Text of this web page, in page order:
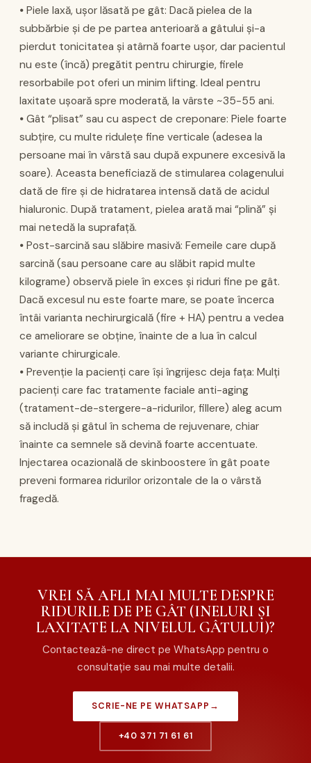
⦁ Piele laxă, ușor lăsată pe gât: Dacă pielea de la
subbărbie și de pe partea anterioară a gâtului și-a
pierdut tonicitatea și atârnă foarte ușor, dar pacientul
nu este (încă) pregătit pentru chirurgie, firele
resorbabile pot oferi un minim lifting. Ideal pentru
laxitate ușoară spre moderată, la vârste ~35-55 ani.
⦁ Gât “plisat” sau cu aspect de creponare: Piele foarte
subțire, cu multe ridulețe fine verticale (adesea la
persoane mai în vârstă sau după expunere excesivă la
soare). Aceasta beneficiază de stimularea colagenului
dată de fire și de hidratarea intensă dată de acidul
hialuronic. După tratament, pielea arată mai “plină” și
mai netedă la suprafață.
⦁ Post-sarcină sau slăbire masivă: Femeile care după
sarcină (sau persoane care au slăbit rapid multe
kilograme) observă piele în exces și riduri fine pe gât.
Dacă excesul nu este foarte mare, se poate încerca
întâi varianta nechirurgicală (fire + HA) pentru a vedea
ce ameliorare se obține, înainte de a lua în calcul
variante chirurgicale.
⦁ Prevenție la pacienți care își îngrijesc deja fața: Mulți
pacienți care fac tratamente faciale anti-aging
(tratament-de-stergere-a-ridurilor, fillere) aleg acum
să includă și gâtul în schema de rejuvenare, chiar
înainte ca semnele să devină foarte accentuate.
Injectarea ocazională de skinboostere în gât poate
preveni formarea ridurilor orizontale de la o vârstă
fragedă.
VREI SĂ AFLI MAI MULTE DESPRE
RIDURILE DE PE GÂT (INELURI ȘI
LAXITATE LA NIVELUL GÂTULUI)?
Contactează-ne direct pe WhatsApp pentru o
consultație sau mai multe detalii.
SCRIE-NE PE WHATSAPP →
+40 371 71 61 61